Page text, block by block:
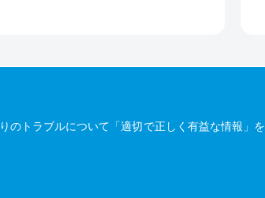
トラブルについて「適切で正しく有益な情報」